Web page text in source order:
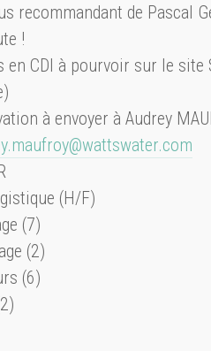
recommandant de Pascal
!
en CDI à pourvoir sur le site
à envoyer à Audrey
(H/F)
(7)
(2)
(6)